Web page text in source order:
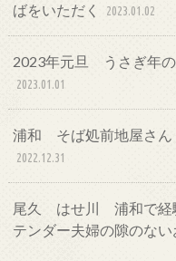
ばをいただく
2023.01.02
2023年元旦 うさぎ年の
2023.01.01
浦和 そば処前地屋さ
2022.12.31
尾久 はせ川 浦和で経
テンダー夫婦の隙のない